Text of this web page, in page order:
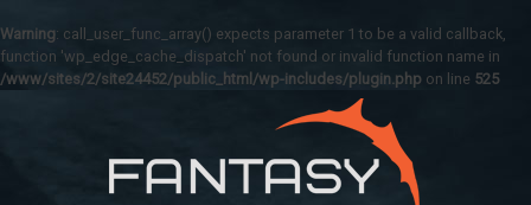
Warning: call_user_func_array() expects parameter 1 to be a valid callback,
function 'wp_edge_cache_dispatch' not found or invalid function name in
/www/sites/2/site24452/public_html/wp-includes/plugin.php on line 525